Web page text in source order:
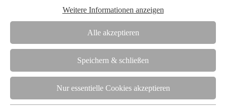
Weitere Informationen anzeigen
Alle akzeptieren
Speichern & schließen
Nur essentielle Cookies akzeptieren
Wir unterstützen die Interessen der Holzbranche in enger
Zusammenarbeit mit Wissenschaft und Wirtschaft.
Die Holzforschung Austria ist akkreditierte Prüf-, Inspektions- und
Team
Unsere gesamte Kompetenz ist in unseren Mitarbeiter:innen
gebündelt